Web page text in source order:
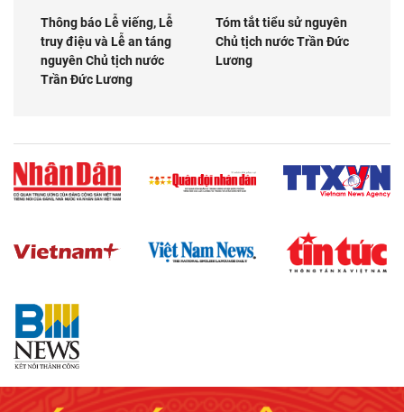
Thông báo Lễ viếng, Lễ
truy điệu và Lễ an táng
nguyên Chủ tịch nước
Trần Đức Lương
Tóm tắt tiểu sử nguyên
Chủ tịch nước Trần Đức
Lương